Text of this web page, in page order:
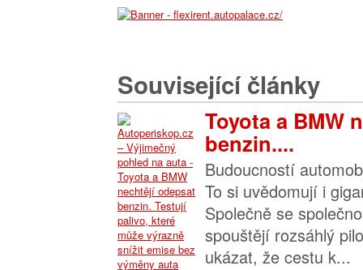
Související články
Toyota a BMW
benzin....
Budoucností
To si uvědomují i
Společně se
spouštějí rozsáhlý
ukázat, že cestu k...